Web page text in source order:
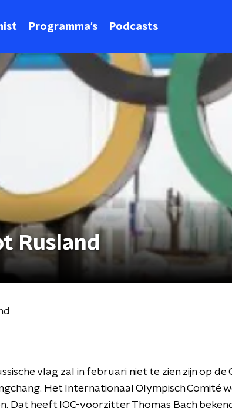
Programma's Podcasts
Rusland
vlag zal in februari niet te zien zijn op de
Het Internationaal Olympisch Comité
Dat heeft IOC-voorzitter Thomas Bach